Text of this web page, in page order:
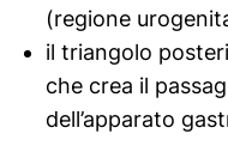
(regione
il triangolo
che crea il
dell’apparato